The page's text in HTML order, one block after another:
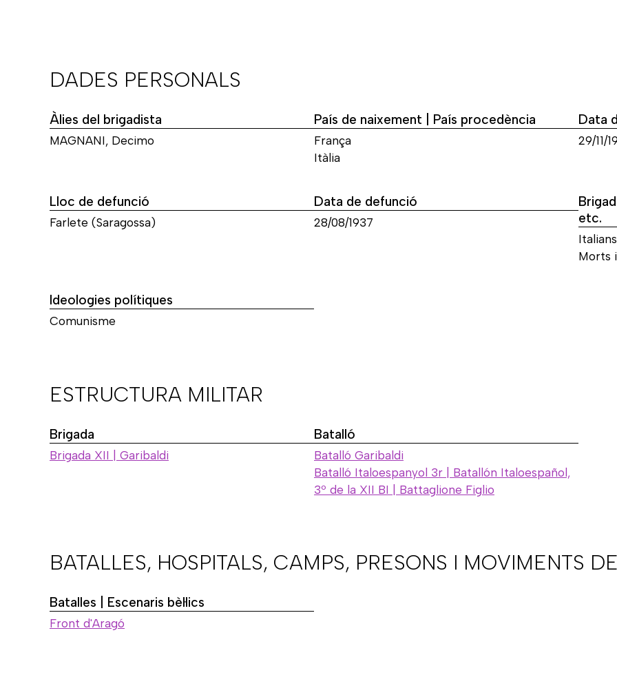
DADES PERSONALS
Àlies del brigadista
MAGNANI, Decimo
País de naixement | País procedència
França
Itàlia
Data
29/11/
Lloc de defunció
Farlete (Saragossa)
Data de defunció
28/08/1937
etc.
Italians
Morts
Ideologies polítiques
Comunisme
ESTRUCTURA MILITAR
Brigada
Brigada XII | Garibaldi
Batalló
Batalló Garibaldi
Batalló Italoespanyol 3r | Batallón Italoespañol,
3º de la XII BI | Battaglione Figlio
BATALLES, HOSPITALS, CAMPS, PRESONS I MOVIMENTS
Batalles | Escenaris bèl·lics
Front d'Aragó